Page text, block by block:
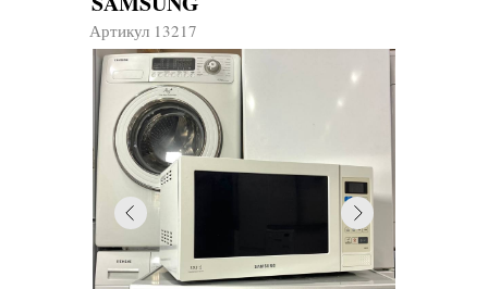
Артикул 13217